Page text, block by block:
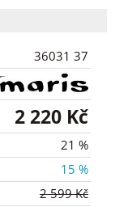
36031 37
2 220 Kč
21 %
15 %
2 599 Kč